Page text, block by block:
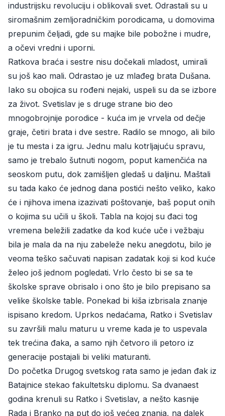
industrijsku revoluciju i oblikovali svet. Odrastali su u
siromašnim zemljoradničkim porodicama, u domovima
prepunim čeljadi, gde su majke bile pobožne i mudre,
a očevi vredni i uporni.
Ratkova braća i sestre nisu dočekali mladost, umirali
su još kao mali. Odrastao je uz mlađeg brata Dušana.
Iako su obojica su rođeni nejaki, uspeli su da se izbore
za život. Svetislav je s druge strane bio deo
mnogobrojnije porodice - kuća im je vrvela od dečje
graje, četiri brata i dve sestre. Radilo se mnogo, ali bilo
je tu mesta i za igru. Jednu malu kotrljajuću spravu,
samo je trebalo šutnuti nogom, poput kamenčića na
seoskom putu, dok zamišljen gledaš u daljinu. Maštali
su tada kako će jednog dana postići nešto veliko, kako
će i njihova imena izazivati poštovanje, baš poput onih
o kojima su učili u školi. Tabla na kojoj su đaci tog
vremena beležili zadatke da kod kuće uče i vežbaju
bila je mala da na nju zabeleže neku anegdotu, bilo je
veoma teško sačuvati napisan zadatak koji si kod kuće
želeo još jednom pogledati. Vrlo često bi se sa te
školske sprave obrisalo i ono što je bilo prepisano sa
velike školske table. Ponekad bi kiša izbrisala znanje
ispisano kredom. Uprkos nedaćama, Ratko i Svetislav
su završili malu maturu u vreme kada je to uspevala
tek trećina đaka, a samo njih četvoro ili petoro iz
generacije postajali bi veliki maturanti.
Do početka Drugog svetskog rata samo je jedan đak iz
Batajnice stekao fakultetsku diplomu. Sa dvanaest
godina krenuli su Ratko i Svetislav, a nešto kasnije
Rada i Branko na put do još većeg znanja, na dalek